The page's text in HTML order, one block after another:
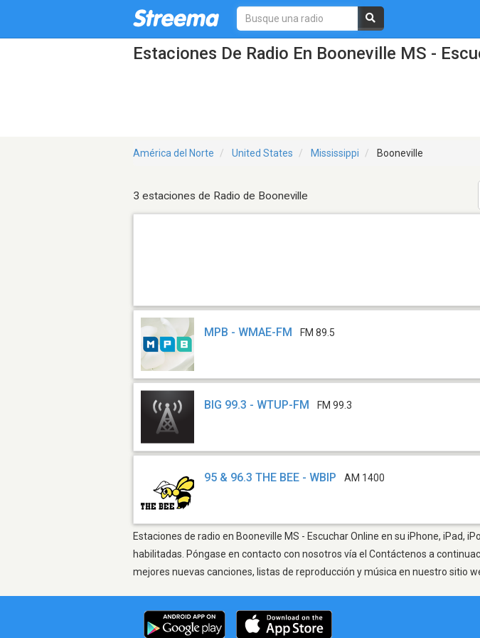
Estaciones De Radio En Booneville MS -
América del Norte United States Mississippi Booneville
3 estaciones de Radio de Booneville
MPB - WMAE-FM FM 89.5
BIG 99.3 - WTUP-FM FM 99.3
95 & 96.3 THE BEE - WBIP AM 1400
Estaciones de radio en Booneville MS - Escuchar Online en su iPhone, iPad,
habilitadas. Póngase en contacto con nosotros vía el Contáctenos a
mejores nuevas canciones, listas de reproducción y música en nuestro sitio